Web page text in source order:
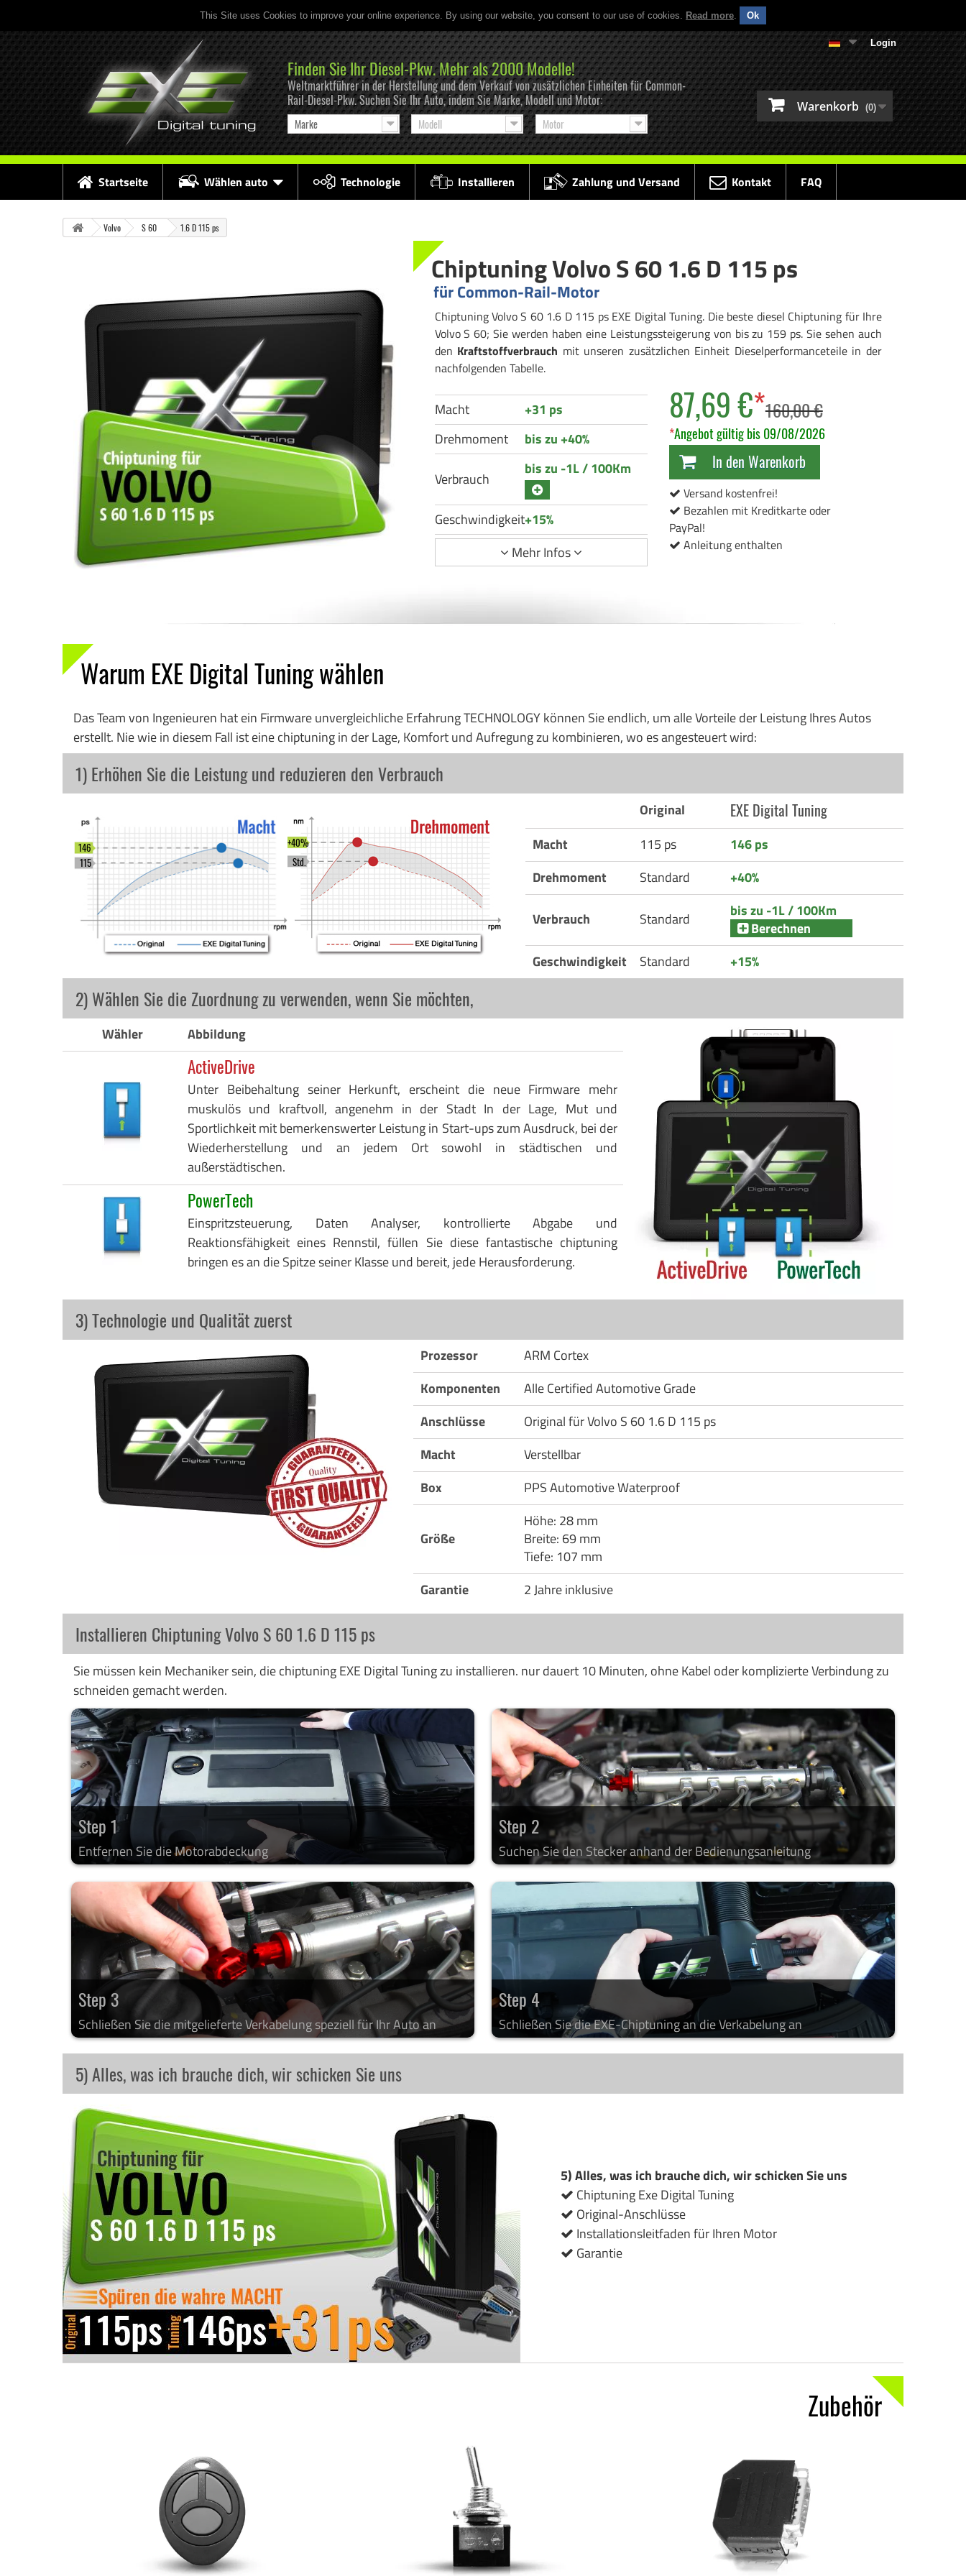
This Site uses Cookies to improve your online experience. By using our website, you consent to our use of cookies. Read more. Ok
Login
Warenkorb (0)
Finden Sie Ihr Diesel-Pkw. Mehr als 2000 Modelle!
Weltmarktführer in der Herstellung und dem Verkauf von zusätzlichen Einheiten für Common-
Rail-Diesel-Pkw. Suchen Sie Ihr Auto, indem Sie Marke, Modell und Motor:
Marke Modell Motor
Startseite Wählen auto Technologie Installieren Zahlung und Versand Kontakt FAQ
Volvo S 60 1.6 D 115 ps
Chiptuning Volvo S 60 1.6 D 115 ps
für Common-Rail-Motor
Chiptuning Volvo S 60 1.6 D 115 ps EXE Digital Tuning. Die beste diesel Chiptuning für Ihre
Volvo S 60; Sie werden haben eine Leistungssteigerung von bis zu 159 ps. Sie sehen auch
den Kraftstoffverbrauch mit unseren zusätzlichen Einheit Dieselperformanceteile in der
nachfolgenden Tabelle.
Macht
+31 ps
Drehmoment
bis zu +40%
Verbrauch
bis zu -1L / 100Km
Geschwindigkeit+15%
Mehr Infos
87,69 €*160,00 €
*Angebot gültig bis 09/08/2026
In den Warenkorb
Versand kostenfrei!
Bezahlen mit Kreditkarte oder
PayPal!
Anleitung enthalten
Warum EXE Digital Tuning wählen
Das Team von Ingenieuren hat ein Firmware unvergleichliche Erfahrung TECHNOLOGY können Sie endlich, um alle Vorteile der Leistung Ihres Autos
erstellt. Nie wie in diesem Fall ist eine chiptuning in der Lage, Komfort und Aufregung zu kombinieren, wo es angesteuert wird:
1) Erhöhen Sie die Leistung und reduzieren den Verbrauch
Original EXE Digital Tuning
Macht 115 ps
146 ps
Drehmoment
Standard +40%
Verbrauch Standard
bis zu -1L / 100Km
Berechnen
Geschwindigkeit
Standard +15%
115
146
Std.
+40%
2) Wählen Sie die Zuordnung zu verwenden, wenn Sie möchten,
Wähler Abbildung
ActiveDrive
Unter Beibehaltung seiner Herkunft, erscheint die neue Firmware mehr
muskulös und kraftvoll, angenehm in der Stadt In der Lage, Mut und
Sportlichkeit mit bemerkenswerter Leistung in Start-ups zum Ausdruck, bei der
Wiederherstellung und an jedem Ort sowohl in städtischen und
außerstädtischen.
PowerTech
Einspritzsteuerung, Daten Analyser, kontrollierte Abgabe und
Reaktionsfähigkeit eines Rennstil, füllen Sie diese fantastische chiptuning
bringen es an die Spitze seiner Klasse und bereit, jede Herausforderung.
3) Technologie und Qualität zuerst
Prozessor
ARM Cortex
Komponenten
Alle Certified Automotive Grade
Anschlüsse
Original für Volvo S 60 1.6 D 115 ps
Macht
Verstellbar
Box
PPS Automotive Waterproof
Größe
Höhe: 28 mm
Breite: 69 mm
Tiefe: 107 mm
Garantie
2 Jahre inklusive
Installieren Chiptuning Volvo S 60 1.6 D 115 ps
Sie müssen kein Mechaniker sein, die chiptuning EXE Digital Tuning zu installieren. nur dauert 10 Minuten, ohne Kabel oder komplizierte Verbindung zu
schneiden gemacht werden.
Step 1
Entfernen Sie die Motorabdeckung
Step 2
Suchen Sie den Stecker anhand der Bedienungsanleitung
Step 3
Schließen Sie die mitgelieferte Verkabelung speziell für Ihr Auto an
Step 4
Schließen Sie die EXE-Chiptuning an die Verkabelung an
5) Alles, was ich brauche dich, wir schicken Sie uns
5) Alles, was ich brauche dich, wir schicken Sie uns
Chiptuning Exe Digital Tuning
Original-Anschlüsse
Installationsleitfaden für Ihren Motor
Garantie
Zubehör